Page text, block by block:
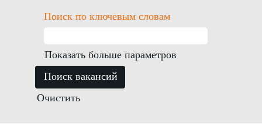
Поиск по ключевым словам
Показать больше параметров
Очистить